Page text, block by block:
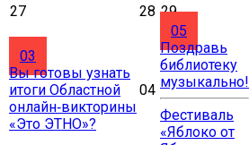
27
28 29
03
Вы готовы узнать
итоги Областной
онлайн‑викторины
«Это ЭТНО»?
04
05
Поздравь
библиотеку
музыкально!
Фестиваль
«Яблоко от